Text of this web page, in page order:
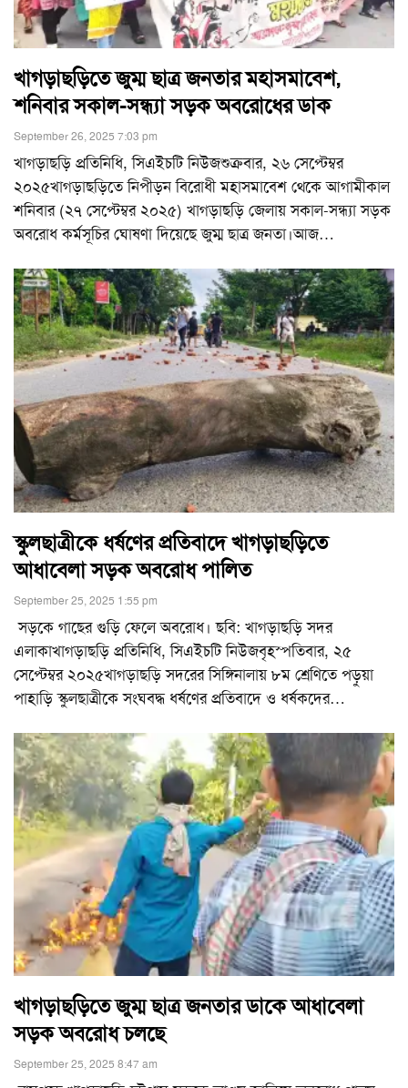
খাগড়াছড়িতে জুম্ম ছাত্র জনতার মহাসমাবেশ,
শনিবার সকাল-সন্ধ্যা সড়ক অবরোধের ডাক
September 26, 2025 7:03 pm
খাগড়াছড়ি প্রতিনিধি, সিএইচটি নিউজশুক্রবার, ২৬ সেপ্টেম্বর
২০২৫খাগড়াছড়িতে নিপীড়ন বিরোধী মহাসমাবেশ থেকে আগামীকাল
শনিবার (২৭ সেপ্টেম্বর ২০২৫) খাগড়াছড়ি জেলায় সকাল-সন্ধ্যা সড়ক
অবরোধ কর্মসূচির ঘোষণা দিয়েছে জুম্ম ছাত্র জনতা।আজ…
স্কুলছাত্রীকে ধর্ষণের প্রতিবাদে খাগড়াছড়িতে
আধাবেলা সড়ক অবরোধ পালিত
September 25, 2025 1:55 pm
সড়কে গাছের গুড়ি ফেলে অবরোধ। ছবি: খাগড়াছড়ি সদর
এলাকাখাগড়াছড়ি প্রতিনিধি, সিএইচটি নিউজবৃহস্পতিবার, ২৫
সেপ্টেম্বর ২০২৫খাগড়াছড়ি সদরের সিঙ্গিনালায় ৮ম শ্রেণিতে পড়ুয়া
পাহাড়ি স্কুলছাত্রীকে সংঘবদ্ধ ধর্ষণের প্রতিবাদে ও ধর্ষকদের…
খাগড়াছড়িতে জুম্ম ছাত্র জনতার ডাকে আধাবেলা
সড়ক অবরোধ চলছে
September 25, 2025 8:47 am